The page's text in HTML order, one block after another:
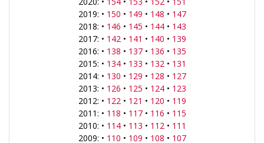
2019: • 150 • 149 • 148 • 147
2018: • 146 • 145 • 144• 143
2017: • 142• 141 • 140 • 139
2016: • 138 • 137• 136 • 135
2015: • 134• 133 • 132• 131
2014: • 130 • 129 • 128 • 127
2013: • 126 • 125 • 124• 123
2012: • 122• 121 • 120 • 119
2011: • 118 • 117• 116 • 115
2010: • 114• 113 • 112• 111
2009: • 110 • 109 • 108 • 107